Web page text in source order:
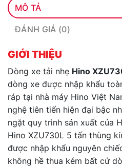
MÔ TẢ
ĐÁNH GIÁ (0)
GIỚI THIỆU
Dòng xe tải nhẹ Hino
dòng xe được nhập khẩu
ráp tại nhà máy Hino Việt
nghệ tiên tiến hiện đại bậc
ngặt quy trình sản xuất của
Hino XZU730L 5 tấn thùng
được nhập khẩu nguyên
không hề thua kém bất cứ